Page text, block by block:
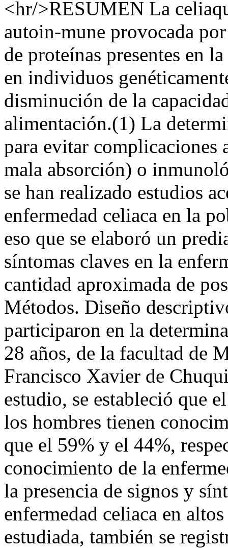
<hr/>RESUMEN La
autoin-mune provocada
de proteínas presentes en
en individuos
disminución de la
alimentación.(1) La
para evitar
mala absorción) o
se han realizado estudios
enfermedad celiaca en la
eso que se elaboró un
síntomas claves en la
cantidad aproximada de
Métodos. Diseño
participaron en la
28 años, de la facultad de
Francisco Xavier de
estudio, se estableció que
los hombres tienen
que el 59% y el 44%,
conocimiento de la
la presencia de signos y
enfermedad celiaca en
estudiada, también se